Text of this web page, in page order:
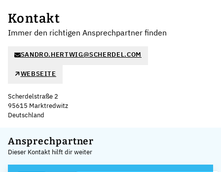
Kontakt
Immer den richtigen Ansprechpartner finden
SANDRO.HERTWIG@SCHERDEL.COM
WEBSEITE
Scherdelstraße 2
95615 Marktredwitz
Deutschland
+
−
Ansprechpartner
Dieser Kontakt hilft dir weiter